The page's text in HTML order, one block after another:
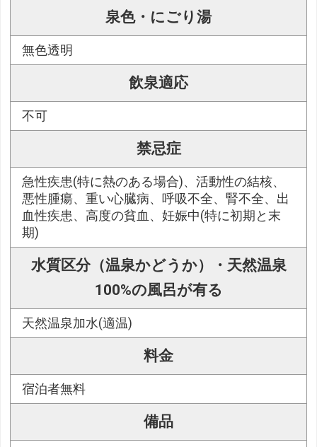
泉色・にごり湯
無色透明
飲泉適応
不可
禁忌症
急性疾患(特に熱のある場合)、活動性の結核、
悪性腫瘍、重い心臓病、呼吸不全、腎不全、出
血性疾患、高度の貧血、妊娠中(特に初期と末
期)
水質区分（温泉かどうか）・天然温泉
100%の風呂が有る
天然温泉加水(適温)
料金
宿泊者無料
備品